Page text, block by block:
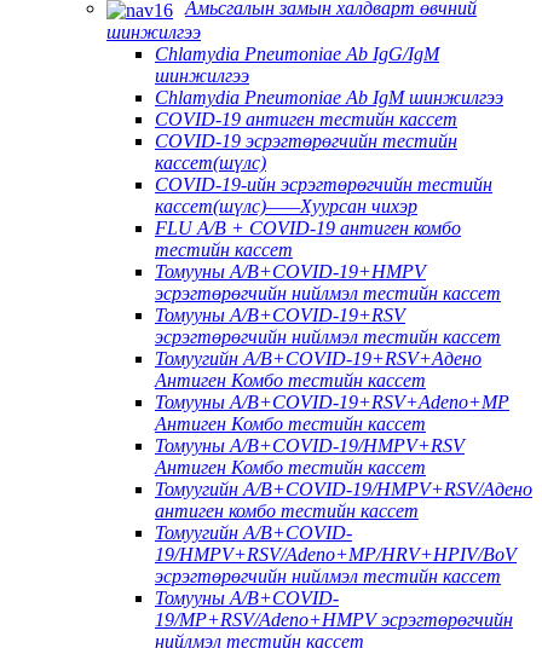
Амьсгалын замын халдварт өвчний
шинжилгээ
Chlamydia Pneumoniae Ab IgG/IgM
шинжилгээ
Chlamydia Pneumoniae Ab IgM шинжилгээ
COVID-19 антиген тестийн кассет
COVID-19 эсрэгтөрөгчийн тестийн
кассет(шүлс)
COVID-19-ийн эсрэгтөрөгчийн тестийн
кассет(шүлс)——Хуурсан чихэр
FLU A/B + COVID-19 антиген комбо
тестийн кассет
Томууны A/B+COVID-19+HMPV
эсрэгтөрөгчийн нийлмэл тестийн кассет
Томууны A/B+COVID-19+RSV
эсрэгтөрөгчийн нийлмэл тестийн кассет
Томуугийн A/B+COVID-19+RSV+Адено
Антиген Комбо тестийн кассет
Томууны A/B+COVID-19+RSV+Adeno+MP
Антиген Комбо тестийн кассет
Томууны A/B+COVID-19/HMPV+RSV
Антиген Комбо тестийн кассет
Томуугийн A/B+COVID-19/HMPV+RSV/Адено
антиген комбо тестийн кассет
Томуугийн A/B+COVID-
19/HMPV+RSV/Adeno+MP/HRV+HPIV/BoV
эсрэгтөрөгчийн нийлмэл тестийн кассет
Томууны A/B+COVID-
19/MP+RSV/Adeno+HMPV эсрэгтөрөгчийн
нийлмэл тестийн кассет